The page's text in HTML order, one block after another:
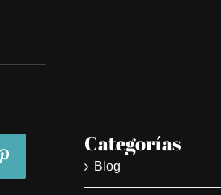
Categorías
Blog